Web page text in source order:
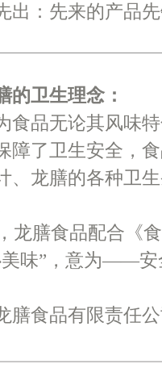
：先来的产品
的卫生理念：
食品无论其风味
障了卫生安全，
、龙膳的各种卫
龙膳食品配合《
美味”，意为――安
膳食品有限责任公